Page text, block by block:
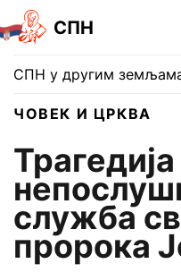
СПН
СПН у другим
ЧОВЕК И ЦРКВА
Трагедија
служба
пророка